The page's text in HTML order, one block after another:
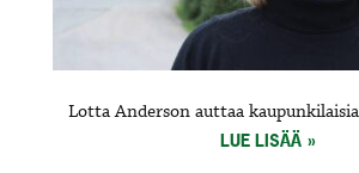
Lotta Anderson auttaa
LUE LISÄÄ